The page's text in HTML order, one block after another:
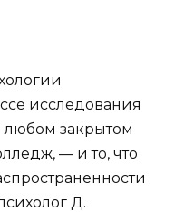
исследования
любом закрытом
— и то, что
Д.